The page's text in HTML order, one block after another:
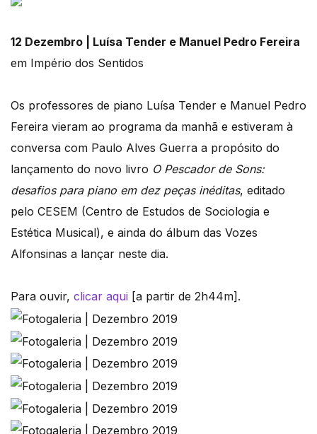
12 Dezembro | Luísa Tender e Manuel Pedro Fereira
em Império dos Sentidos
Os professores de piano Luísa Tender e Manuel Pedro
Fereira vieram ao programa da manhã e estiveram à
conversa com Paulo Alves Guerra a propósito do
lançamento do novo livro O Pescador de Sons:
desafios para piano em dez peças inéditas, editado
pelo CESEM (Centro de Estudos de Sociologia e
Estética Musical), e ainda do álbum das Vozes
Alfonsinas a lançar neste dia.
Para ouvir, clicar aqui [a partir de 2h44m].